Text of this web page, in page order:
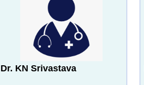
Dr. KN Srivastava